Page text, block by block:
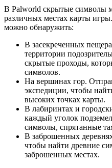
В Palworld скрытые символы
различных местах карты
можно обнаружить:
В засекреченных
территории
скрытые проходы,
символов.
На вершинах гор.
экспедиции, чтобы
высоких точках карты.
В лабиринтах и
каждый уголок
символы, спрятанные
В заброшенных
чтобы найти древние
заброшенных местах.